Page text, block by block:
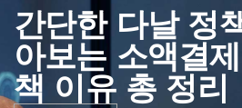
간단한 다날 정
아보는 소액결
책 이유 총 정리